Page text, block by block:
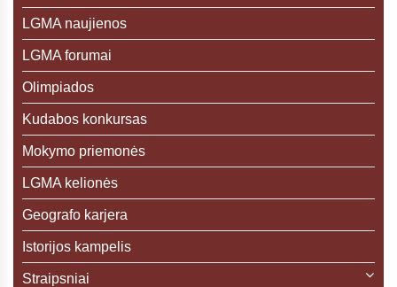
LGMA naujienos
LGMA forumai
Olimpiados
Kudabos konkursas
Mokymo priemonės
LGMA kelionės
Geografo karjera
Istorijos kampelis
Straipsniai